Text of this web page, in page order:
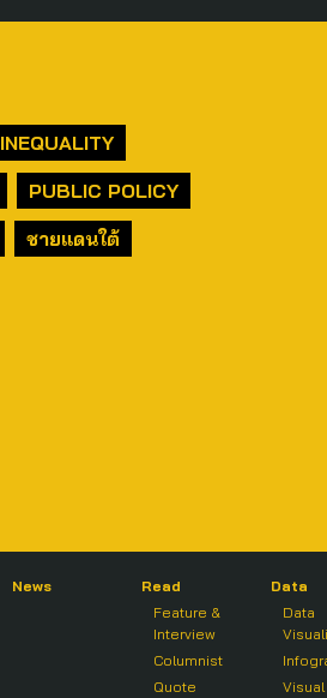
INEQUALITY
PUBLIC POLICY
ชายแดนใต้
News
Read
Feature &
Interview
Columnist
Quote
Data
Data